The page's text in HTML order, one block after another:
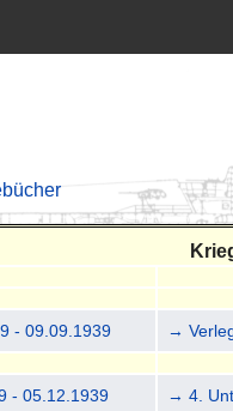
- 09.09.1939 →
- 05.12.1939 → 4.